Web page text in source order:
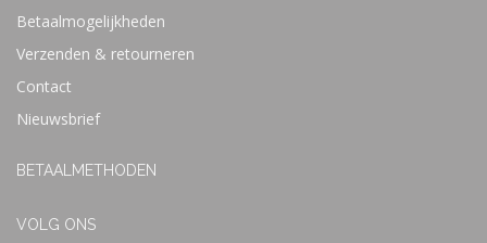
Betaalmogelijkheden
Verzenden & retourneren
Contact
Nieuwsbrief
BETAALMETHODEN
VOLG ONS